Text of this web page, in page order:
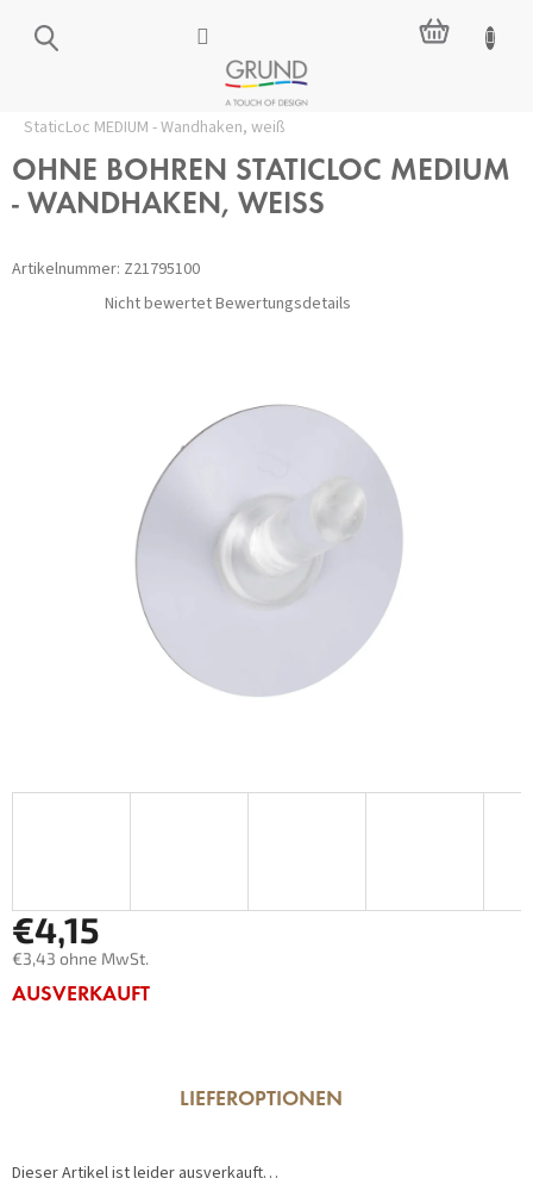
Inhalt
springen
Zubehör ohne Bohren / Haken
StaticLoc MEDIUM - Wandhaken, weiß
OHNE BOHREN STATICLOC MEDIUM
- WANDHAKEN, WEISS
Artikelnummer: Z21795100
Die
durchschnittliche
Nicht bewertetBewertungsdetails
€4,15
€3,43 ohne MwSt.
Verkaufspreis:
AUSVERKAUFT
LIEFEROPTIONEN
Dieser Artikel ist leider ausverkauft…